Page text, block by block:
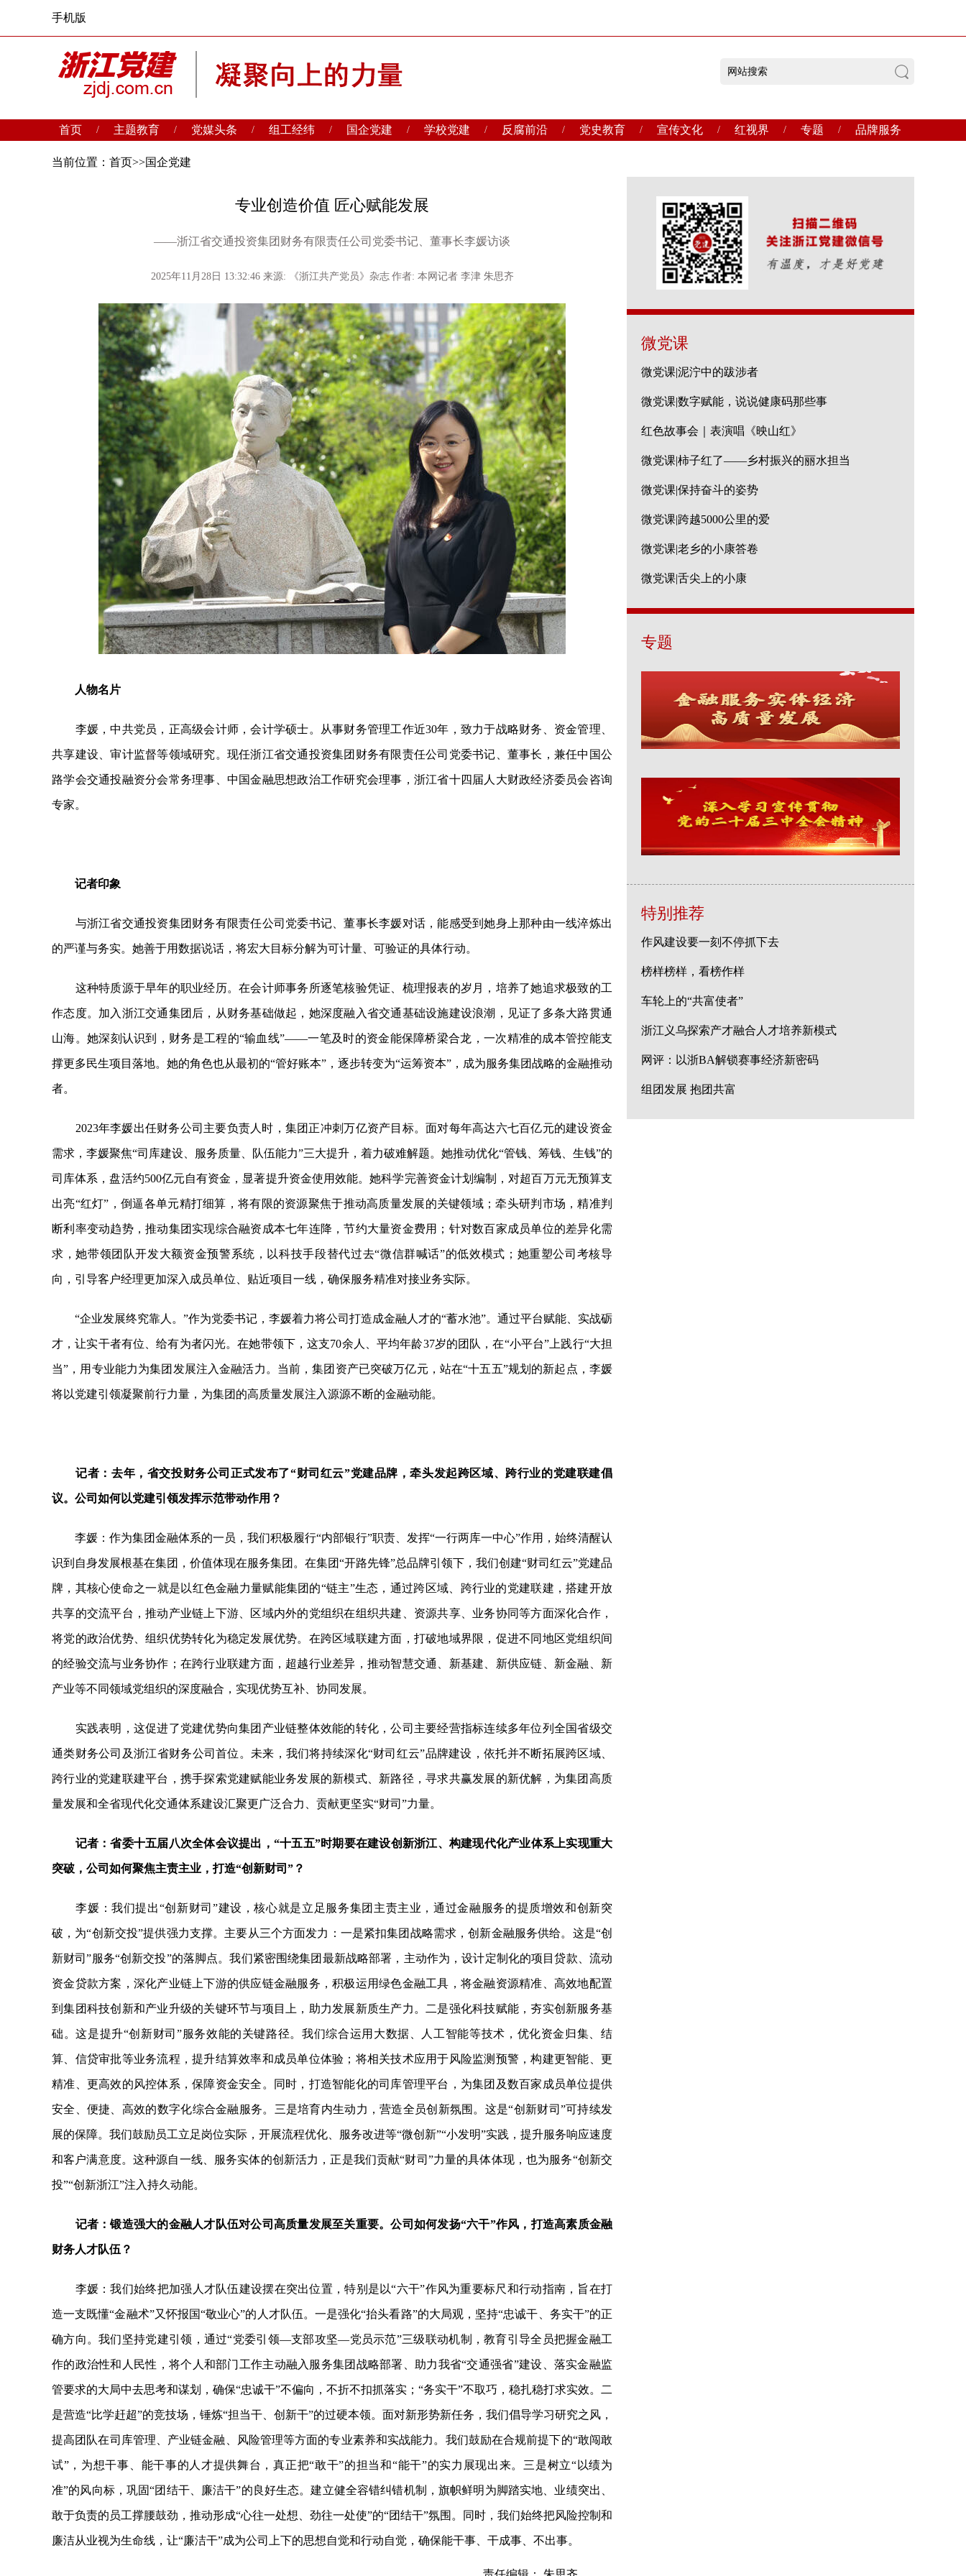
手机版
首页 / 主题教育 / 党媒头条 / 组工经纬 / 国企党建 / 学校党建 / 反腐前沿 / 党史教育 / 宣传文化 / 红视界 / 专题 / 品牌服务
当前位置： 首页>>国企党建
专业创造价值 匠心赋能发展
——浙江省交通投资集团财务有限责任公司党委书记、董事长李媛访谈
2025年11月28日 13:32:46 来源: 《浙江共产党员》杂志 作者: 本网记者 李津 朱思齐
人物名片
李媛，中共党员，正高级会计师，会计学硕士。从事财务管理工作近30年，致力于战略财务、资金管理、
共享建设、审计监督等领域研究。现任浙江省交通投资集团财务有限责任公司党委书记、董事长，兼任中国公
路学会交通投融资分会常务理事、中国金融思想政治工作研究会理事，浙江省十四届人大财政经济委员会咨询
专家。
记者印象
与浙江省交通投资集团财务有限责任公司党委书记、董事长李媛对话，能感受到她身上那种由一线淬炼出
的严谨与务实。她善于用数据说话，将宏大目标分解为可计量、可验证的具体行动。
这种特质源于早年的职业经历。在会计师事务所逐笔核验凭证、梳理报表的岁月，培养了她追求极致的工
作态度。加入浙江交通集团后，从财务基础做起，她深度融入省交通基础设施建设浪潮，见证了多条大路贯通
山海。她深刻认识到，财务是工程的“输血线”——一笔及时的资金能保障桥梁合龙，一次精准的成本管控能支
撑更多民生项目落地。她的角色也从最初的“管好账本”，逐步转变为“运筹资本”，成为服务集团战略的金融推动
者。
2023年李媛出任财务公司主要负责人时，集团正冲刺万亿资产目标。面对每年高达六七百亿元的建设资金
需求，李媛聚焦“司库建设、服务质量、队伍能力”三大提升，着力破难解题。她推动优化“管钱、筹钱、生钱”的
司库体系，盘活约500亿元自有资金，显著提升资金使用效能。她科学完善资金计划编制，对超百万元无预算支
出亮“红灯”，倒逼各单元精打细算，将有限的资源聚焦于推动高质量发展的关键领域；牵头研判市场，精准判
断利率变动趋势，推动集团实现综合融资成本七年连降，节约大量资金费用；针对数百家成员单位的差异化需
求，她带领团队开发大额资金预警系统，以科技手段替代过去“微信群喊话”的低效模式；她重塑公司考核导
向，引导客户经理更加深入成员单位、贴近项目一线，确保服务精准对接业务实际。
“企业发展终究靠人。”作为党委书记，李媛着力将公司打造成金融人才的“蓄水池”。通过平台赋能、实战砺
才，让实干者有位、给有为者闪光。在她带领下，这支70余人、平均年龄37岁的团队，在“小平台”上践行“大担
当”，用专业能力为集团发展注入金融活力。当前，集团资产已突破万亿元，站在“十五五”规划的新起点，李媛
将以党建引领凝聚前行力量，为集团的高质量发展注入源源不断的金融动能。
记者：去年，省交投财务公司正式发布了“财司红云”党建品牌，牵头发起跨区域、跨行业的党建联建倡
议。公司如何以党建引领发挥示范带动作用？
李媛：作为集团金融体系的一员，我们积极履行“内部银行”职责、发挥“一行两库一中心”作用，始终清醒认
识到自身发展根基在集团，价值体现在服务集团。在集团“开路先锋”总品牌引领下，我们创建“财司红云”党建品
牌，其核心使命之一就是以红色金融力量赋能集团的“链主”生态，通过跨区域、跨行业的党建联建，搭建开放
共享的交流平台，推动产业链上下游、区域内外的党组织在组织共建、资源共享、业务协同等方面深化合作，
将党的政治优势、组织优势转化为稳定发展优势。在跨区域联建方面，打破地域界限，促进不同地区党组织间
的经验交流与业务协作；在跨行业联建方面，超越行业差异，推动智慧交通、新基建、新供应链、新金融、新
产业等不同领域党组织的深度融合，实现优势互补、协同发展。
实践表明，这促进了党建优势向集团产业链整体效能的转化，公司主要经营指标连续多年位列全国省级交
通类财务公司及浙江省财务公司首位。未来，我们将持续深化“财司红云”品牌建设，依托并不断拓展跨区域、
跨行业的党建联建平台，携手探索党建赋能业务发展的新模式、新路径，寻求共赢发展的新优解，为集团高质
量发展和全省现代化交通体系建设汇聚更广泛合力、贡献更坚实“财司”力量。
记者：省委十五届八次全体会议提出，“十五五”时期要在建设创新浙江、构建现代化产业体系上实现重大
突破，公司如何聚焦主责主业，打造“创新财司”？
李媛：我们提出“创新财司”建设，核心就是立足服务集团主责主业，通过金融服务的提质增效和创新突
破，为“创新交投”提供强力支撑。主要从三个方面发力：一是紧扣集团战略需求，创新金融服务供给。这是“创
新财司”服务“创新交投”的落脚点。我们紧密围绕集团最新战略部署，主动作为，设计定制化的项目贷款、流动
资金贷款方案，深化产业链上下游的供应链金融服务，积极运用绿色金融工具，将金融资源精准、高效地配置
到集团科技创新和产业升级的关键环节与项目上，助力发展新质生产力。二是强化科技赋能，夯实创新服务基
础。这是提升“创新财司”服务效能的关键路径。我们综合运用大数据、人工智能等技术，优化资金归集、结
算、信贷审批等业务流程，提升结算效率和成员单位体验；将相关技术应用于风险监测预警，构建更智能、更
精准、更高效的风控体系，保障资金安全。同时，打造智能化的司库管理平台，为集团及数百家成员单位提供
安全、便捷、高效的数字化综合金融服务。三是培育内生动力，营造全员创新氛围。这是“创新财司”可持续发
展的保障。我们鼓励员工立足岗位实际，开展流程优化、服务改进等“微创新”“小发明”实践，提升服务响应速度
和客户满意度。这种源自一线、服务实体的创新活力，正是我们贡献“财司”力量的具体体现，也为服务“创新交
投”“创新浙江”注入持久动能。
记者：锻造强大的金融人才队伍对公司高质量发展至关重要。公司如何发扬“六干”作风，打造高素质金融
财务人才队伍？
李媛：我们始终把加强人才队伍建设摆在突出位置，特别是以“六干”作风为重要标尺和行动指南，旨在打
造一支既懂“金融术”又怀报国“敬业心”的人才队伍。一是强化“抬头看路”的大局观，坚持“忠诚干、务实干”的正
确方向。我们坚持党建引领，通过“党委引领—支部攻坚—党员示范”三级联动机制，教育引导全员把握金融工
作的政治性和人民性，将个人和部门工作主动融入服务集团战略部署、助力我省“交通强省”建设、落实金融监
管要求的大局中去思考和谋划，确保“忠诚干”不偏向，不折不扣抓落实；“务实干”不取巧，稳扎稳打求实效。二
是营造“比学赶超”的竞技场，锤炼“担当干、创新干”的过硬本领。面对新形势新任务，我们倡导学习研究之风，
提高团队在司库管理、产业链金融、风险管理等方面的专业素养和实战能力。我们鼓励在合规前提下的“敢闯敢
试”，为想干事、能干事的人才提供舞台，真正把“敢干”的担当和“能干”的实力展现出来。三是树立“以绩为
准”的风向标，巩固“团结干、廉洁干”的良好生态。建立健全容错纠错机制，旗帜鲜明为脚踏实地、业绩突出、
敢于负责的员工撑腰鼓劲，推动形成“心往一处想、劲往一处使”的“团结干”氛围。同时，我们始终把风险控制和
廉洁从业视为生命线，让“廉洁干”成为公司上下的思想自觉和行动自觉，确保能干事、干成事、不出事。
微党课
微党课|泥泞中的跋涉者
微党课|数字赋能，说说健康码那些事
红色故事会｜表演唱《映山红》
微党课|柿子红了——乡村振兴的丽水担当
微党课|保持奋斗的姿势
微党课|跨越5000公里的爱
微党课|老乡的小康答卷
微党课|舌尖上的小康
专题
特别推荐
作风建设要一刻不停抓下去
榜样榜样，看榜作样
车轮上的“共富使者”
浙江义乌探索产才融合人才培养新模式
网评：以浙BA解锁赛事经济新密码
组团发展 抱团共富